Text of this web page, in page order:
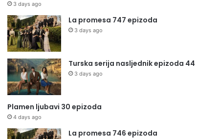
3 days ago
La promesa 747 epizoda
3 days ago
Turska serija nasljednik epizoda 44
3 days ago
Plamen ljubavi 30 epizoda
4 days ago
La promesa 746 epizoda